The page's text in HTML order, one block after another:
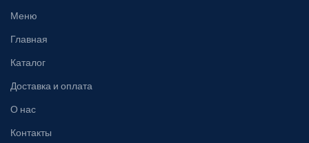
Меню
Главная
Каталог
Доставка и оплата
О нас
Контакты